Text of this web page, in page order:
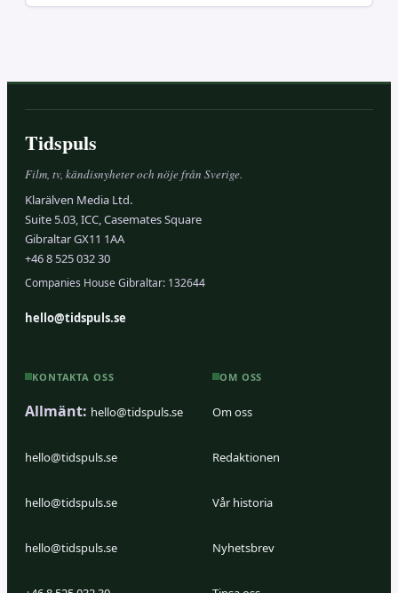
Tidspuls
Film, tv, kändisnyheter och nöje från Sverige.
Klarälven Media Ltd.
Suite 5.03, ICC, Casemates Square
Gibraltar GX11 1AA
+46 8 525 032 30
Companies House Gibraltar: 132644
hello@tidspuls.se
KONTAKTA OSS
Allmänt: hello@tidspuls.se
hello@tidspuls.se
hello@tidspuls.se
hello@tidspuls.se
OM OSS
Om oss
Redaktionen
Vår historia
Nyhetsbrev